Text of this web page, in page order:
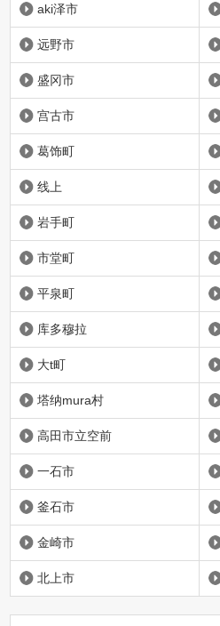
aki泽市
远野市
盛冈市
宫古市
葛饰町
线上
岩手町
市堂町
平泉町
库多穆拉
大t町
塔纳mura村
高田市立空前
一石市
釜石市
金崎市
北上市